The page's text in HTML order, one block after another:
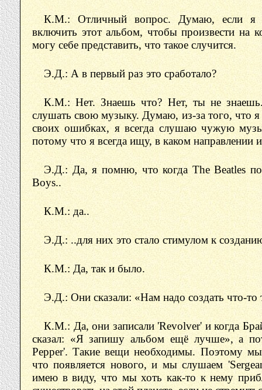
К.М.: Отличный вопрос. Думаю, если
включить этот альбом, чтобы произвести на
могу себе представить, что такое случится.
Э.Д.: А в первый раз это сработало?
К.М.: Нет. Знаешь что? Нет, ты не
слушать свою музыку. Думаю, из-за того, что
своих ошибках, я всегда слушаю чужую
потому что я всегда ищу, в каком направлении
Э.Д.: Да, я помню, что когда The Beatles
Boys..
К.М.: да..
Э.Д.: ..для них это стало стимулом к
К.М.: Да, так и было.
Э.Д.: Они сказали: «Нам надо создать что-то
К.М.: Да, они записали 'Revolver' и когда
сказал: «Я запишу альбом ещё лучше», а
Pepper'. Такие вещи необходимы. Поэтому
что появляется нового, и мы слушаем
имею в виду, что мы хоть как-то к нему